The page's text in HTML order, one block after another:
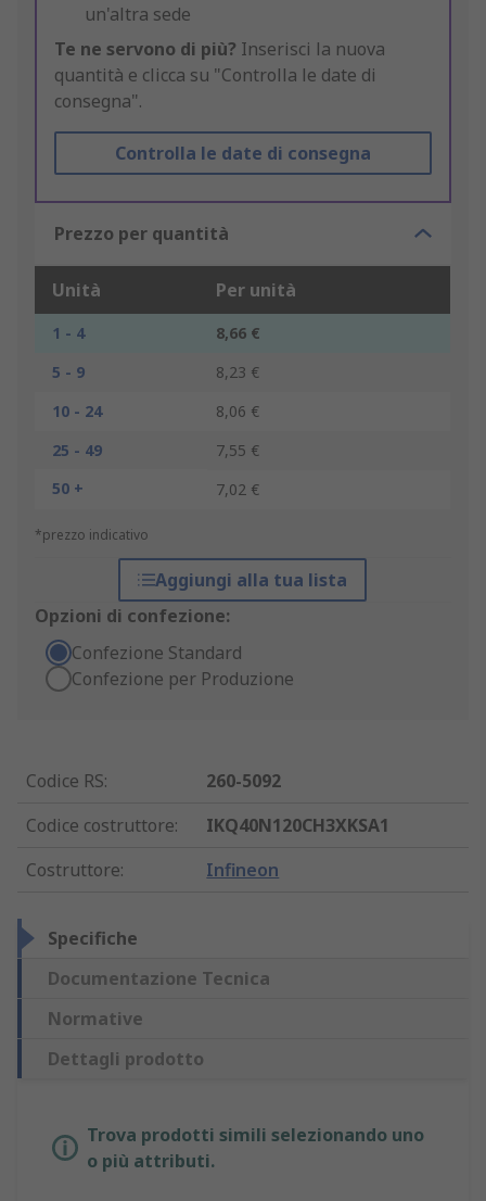
un'altra sede
Te ne servono di più? Inserisci la nuova
quantità e clicca su "Controlla le date di
consegna".
Controlla le date di consegna
Prezzo per quantità
Unità Per unità
1 - 4
8,66 €
5 - 9
8,23 €
10 - 24
8,06 €
25 - 49
7,55 €
50 +
7,02 €
*prezzo indicativo
Aggiungi alla tua lista
Opzioni di confezione:
Confezione Standard
Confezione per Produzione
Codice RS:
260-5092
Codice costruttore:
IKQ40N120CH3XKSA1
Costruttore: Infineon
Specifiche
Documentazione Tecnica
Normative
Dettagli prodotto
Trova prodotti simili selezionando uno
o più attributi.